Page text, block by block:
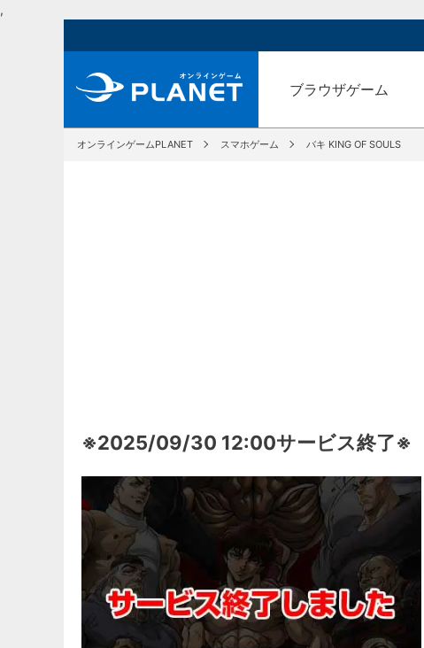
,
ブラウザゲーム
オンラインゲームPLANET スマホゲーム バキ KING OF SOULS
※2025/09/30 12:00サービス終了※